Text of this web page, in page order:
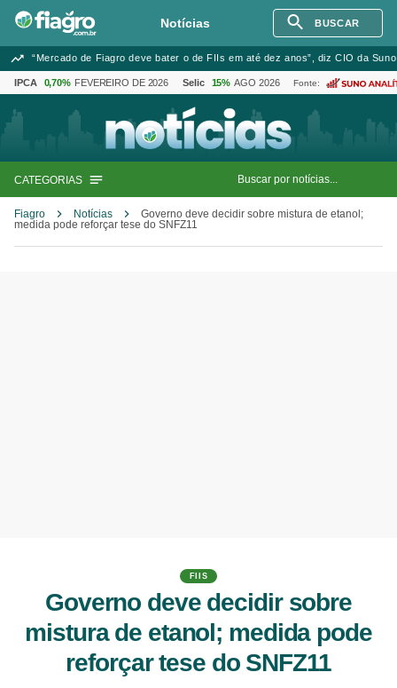
Notícias BUSCAR
“Mercado de Fiagro deve bater o de FIIs em até dez anos”, diz CIO da
IPCA 0,70% FEVEREIRO DE 2026 Selic 15% AGO 2026 Fonte:
CATEGORIAS
Fiagro Notícias
Governo deve decidir sobre mistura de etanol;
medida pode reforçar tese do SNFZ11
FIIS
Governo deve decidir sobre
mistura de etanol; medida pode
reforçar tese do SNFZ11